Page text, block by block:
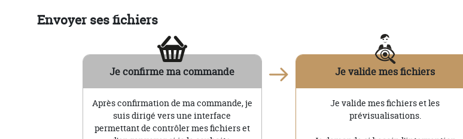
Envoyer ses fichiers
Je confirme ma commande
Après confirmation de ma commande, je
suis dirigé vers une interface
permettant de contrôler mes fichiers et
Je valide mes fichiers
Je valide mes fichiers et les
prévisualisations.